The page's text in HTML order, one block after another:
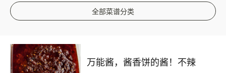
全部菜谱分类
万能酱，酱香饼的酱！不辣